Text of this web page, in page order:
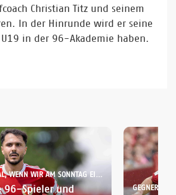
Christian Titz und seinem
In der Hinrunde wird er seine
U19 in der 96-Akademie haben.
"ES WIRD EMOTIONAL, WENN WIR AM SONNTAG EINLAUFEN":
96-Spieler und
GEGNER-